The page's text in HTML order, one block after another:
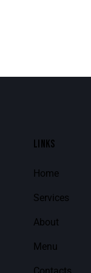
LINKS
Home
Services
About
Menu
Contacts